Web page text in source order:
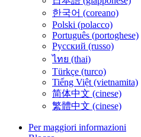
한국어 (coreano)
Polski (polacco)
Português (portoghese)
Русский (russo)
ไทย (thai)
Türkçe (turco)
Tiếng Việt (vietnamita)
简体中文 (cinese)
繁體中文 (cinese)
Per maggiori informazioni